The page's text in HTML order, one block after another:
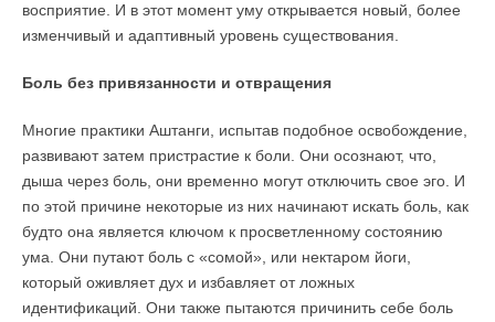
восприятие. И в этот момент уму открывается новый, более
изменчивый и адаптивный уровень существования.
Боль без привязанности и отвращения
Многие практики Аштанги, испытав подобное освобождение,
развивают затем пристрастие к боли. Они осознают, что,
дыша через боль, они временно могут отключить свое эго. И
по этой причине некоторые из них начинают искать боль, как
будто она является ключом к просветленному состоянию
ума. Они путают боль с «сомой», или нектаром йоги,
который оживляет дух и избавляет от ложных
идентификаций. Они также пытаются причинить себе боль